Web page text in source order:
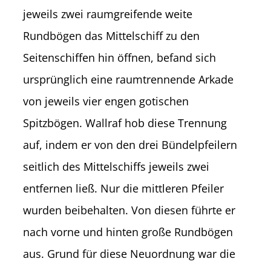
jeweils zwei raumgreifende weite
Rundbögen das Mit­telschiff zu den
Seitenschiffen hin öffnen, befand sich
ursprünglich eine raumtrennende Arkade
von jeweils vier engen gotischen
Spitzbögen. Wallraf hob diese Trennung
auf, indem er von den drei Bündelpfeilern
seitlich des Mittelschiffs jeweils zwei
entfernen ließ. Nur die mittleren Pfeiler
wurden beibehalten. Von diesen führte er
nach vorne und hinten große Rundbögen
aus. Grund für diese Neuordnung war die